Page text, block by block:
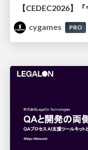
cygames
PRO